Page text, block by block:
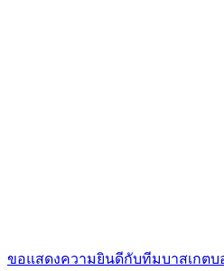
ขอแสดงความยินดีกับทีมบาสเกตบ